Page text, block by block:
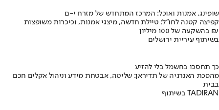
שופינג, אמנות ואוכל: המרכז המתחדש של מזרח י-ם
קפיצה קטנה לחו"ל: טיילת חדשה, מיצגי אמנות, וכיכרות משופצות
בהשקעה של 100 מיליון ₪
בשיתוף עיריית ירושלים
כך תחסכו בחשמל בלי להזיע
מהפכת האנרגיה של תדיראן: שליטה, אבטחת מידע וניהול אקלים חכם
בבית
בשיתוף TADIRAN